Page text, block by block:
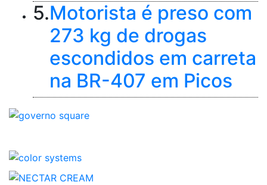
5.Motorista é preso com
273 kg de drogas
escondidos em carreta
na BR-407 em Picos